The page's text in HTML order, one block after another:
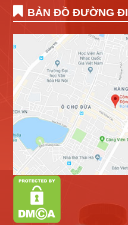
BẢN ĐỒ ĐƯỜNG ĐI